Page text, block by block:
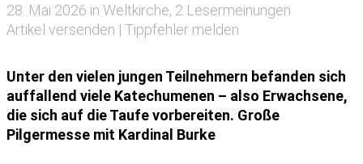
28. Mai 2026 in Weltkirche, 2 Lesermeinungen
Artikel versenden | Tippfehler melden
Unter den vielen jungen Teilnehmern befanden sich
auffallend viele Katechumenen – also Erwachsene,
die sich auf die Taufe vorbereiten. Große
Pilgermesse mit Kardinal Burke